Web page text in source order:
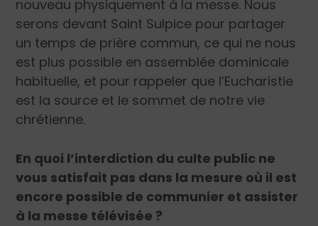
nouveau physiquement à la messe. Nous
serons devant Saint Sulpice pour partager
un temps de prière commun, ce qui ne nous
est plus possible en assemblée dominicale
habituelle, et pour rappeler que l’Eucharistie
est la source et le sommet de notre vie
chrétienne.
En quoi l’interdiction du culte public ne
vous satisfait pas dans la mesure où il est
encore possible de communier et assister
à la messe télévisée ?